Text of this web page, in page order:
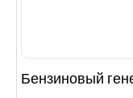
Бензиновый